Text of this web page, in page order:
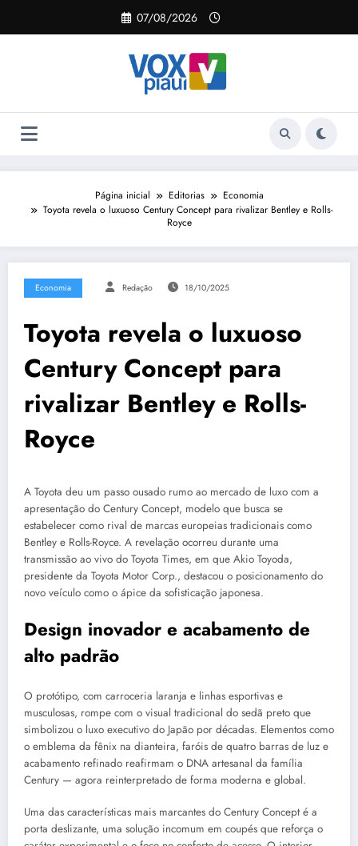
o
07/08/2026
Página inicial Editorias
Economia
Toyota revela o luxuoso Century Concept para rivalizar Bentley e Rolls-
Royce
Economia Redação 18/10/2025
Toyota revela o luxuoso
Century Concept para
rivalizar Bentley e Rolls-
Royce
A Toyota deu um passo ousado rumo ao mercado de luxo com a
apresentação do Century Concept, modelo que busca se
estabelecer como rival de marcas europeias tradicionais como
Bentley e Rolls-Royce. A revelação ocorreu durante uma
transmissão ao vivo do Toyota Times, em que Akio Toyoda,
presidente da Toyota Motor Corp., destacou o posicionamento do
novo veículo como o ápice da sofisticação japonesa.
Design inovador e acabamento de
alto padrão
O protótipo, com carroceria laranja e linhas esportivas e
musculosas, rompe com o visual tradicional do sedã preto que
simbolizou o luxo executivo do Japão por décadas. Elementos como
o emblema da fênix na dianteira, faróis de quatro barras de luz e
acabamento refinado reafirmam o DNA artesanal da família
Century — agora reinterpretado de forma moderna e global.
Uma das características mais marcantes do Century Concept é a
porta deslizante, uma solução incomum em coupés que reforça o